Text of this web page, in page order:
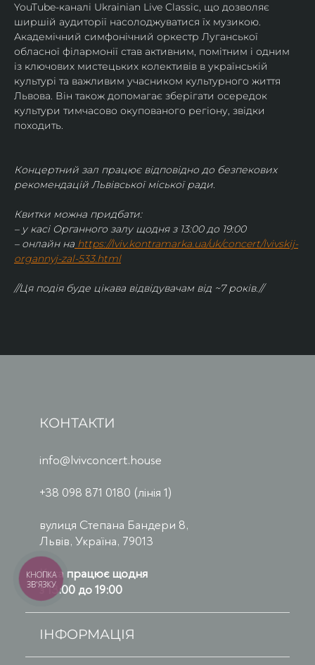
YouTube-каналі Ukrainian Live Classic, що дозволяє
ширшій аудиторії насолоджуватися їх музикою​.
Академічний симфонічний оркестр Луганської
обласної філармонії став активним, помітним і одним
із ключових мистецьких колективів в українській
культурі та важливим учасником культурного життя
Львова. Він також допомагає зберігати осередок
культури тимчасово окупованого регіону, звідки
походить.
Концертний зал працює відповідно до безпекових
рекомендацій Львівської міської ради.
Квитки можна придбати:
– у касі Органного залу щодня з 13:00 до 19:00
– онлайн на https://lviv.kontramarka.ua/uk/concert/lvivskij-
organnyj-zal-533.html
//Ця подія буде цікава відвідувачам від ~7 років.//
КОНТАКТИ
info@lvivconcert.house
+38 098 871 0180 (лінія 1)
вулиця Степана Бандери 8,
Львів, Україна, 79013
Каса працює щодня
з 13:00 до 19:00
ІНФОРМАЦІЯ
КНОПКА
ЗВ'ЯЗКУ